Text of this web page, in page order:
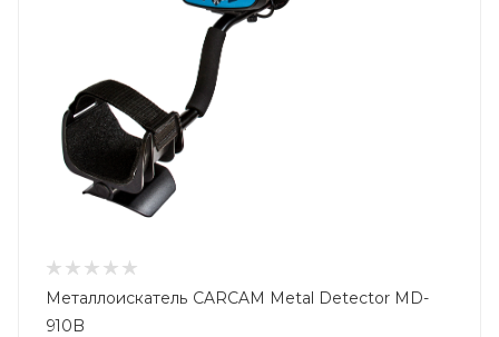
Металлоискатель CARCAM Metal Detector MD-
910B